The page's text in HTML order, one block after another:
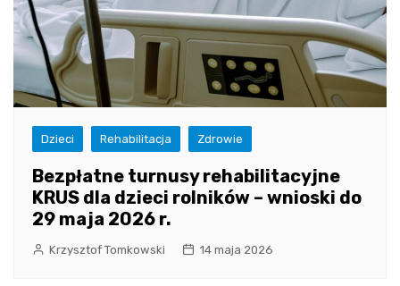
Dzieci Rehabilitacja Zdrowie
Bezpłatne turnusy rehabilitacyjne
KRUS dla dzieci rolników – wnioski do
29 maja 2026 r.
Krzysztof Tomkowski 14 maja 2026